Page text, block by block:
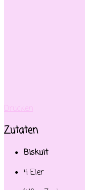
Drucken
Zutaten
Biskuit
4 Eier